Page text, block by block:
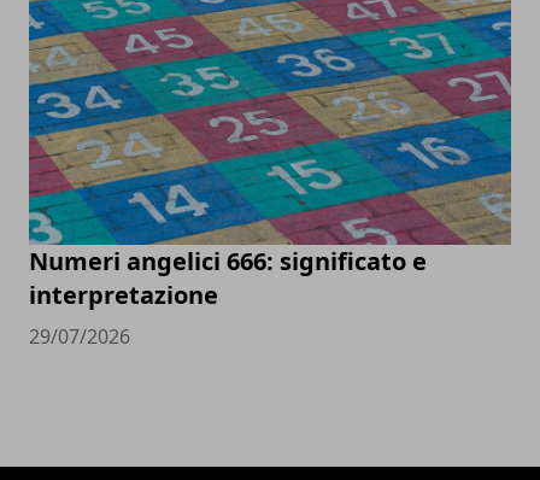
Numeri angelici 666: significato e
interpretazione
29/07/2026